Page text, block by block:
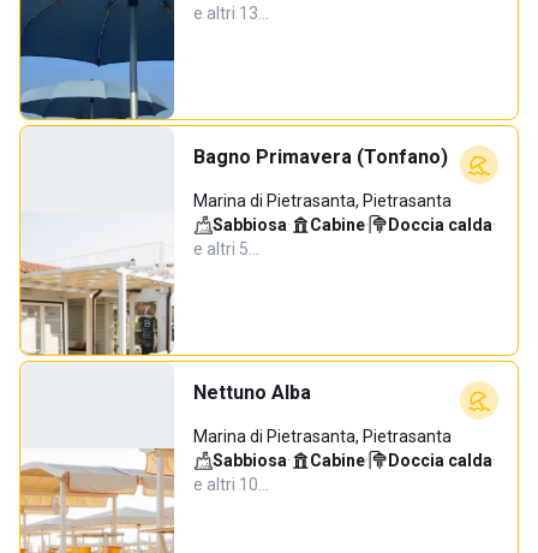
e altri 13…
Bagno Primavera (Tonfano)
Marina di Pietrasanta, Pietrasanta
Sabbiosa· Cabine· Doccia calda·
e altri 5…
Nettuno Alba
Marina di Pietrasanta, Pietrasanta
Sabbiosa· Cabine· Doccia calda·
e altri 10…